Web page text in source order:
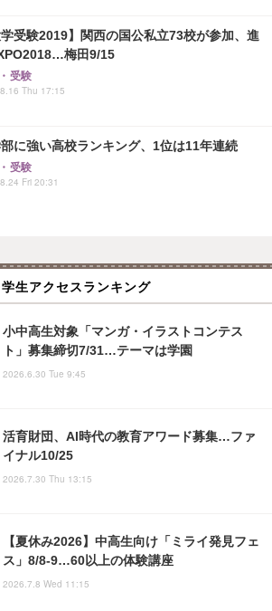
学受験2019】関西の国公私立73校が参加、進
梅田9/15
受験
Thu 17:15
に強い高校ランキング、1位は11年連続
受験
Fri 20:31
生アクセスランキング
小中高生対象「マンガ・イラストコンテス
ト」募集締切7/31…テーマは学園
2026.6.30 Tue 9:45
活育財団、AI時代の教育アワード募集…ファ
イナル10/25
2026.7.30 Thu 13:15
【夏休み2026】中高生向け「ミライ発見フェ
ス」8/8-9…60以上の体験講座
2026.7.8 Wed 11:15